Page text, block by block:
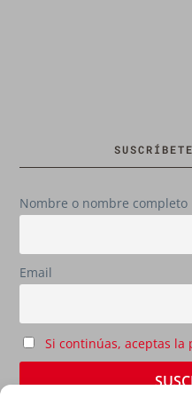
Nombre o nombre completo
Email
Si continúas, aceptas